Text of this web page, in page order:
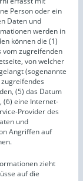
Person oder ein
Daten und
werden in
können die (1)
vom zugreifenden
von welcher
(sogenannte
(5) das Datum
(6) eine Internet-
Provider des
und
Angriffen auf
zieht
auf die